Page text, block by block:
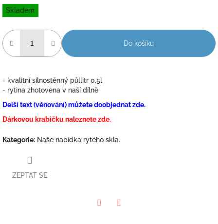
Měrná
cena:
Skladem
Do košíku
- kvalitní silnostěnný půllitr 0,5l
- rytina zhotovena v naší dílně
Delší text (věnování) můžete doobjednat zde.
Dárkovou krabičku naleznete zde.
Kategorie: Naše nabídka rytého skla.
ZEPTAT SE